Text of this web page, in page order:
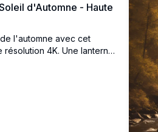
d'Automne - Haute
l'automne avec cet
4K. Une lanterne